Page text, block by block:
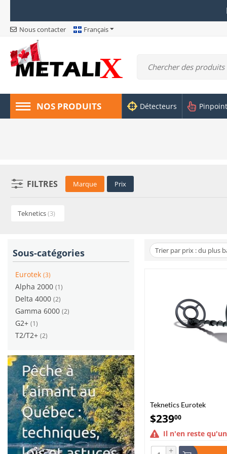
Nous contacter Français
NOS PRODUITS Détecteurs
FILTRES Marque Prix
Teknetics(3)
Sous-catégories
Eurotek (3)
Alpha 2000 (1)
Delta 4000 (2)
Gamma 6000 (2)
G2+ (1)
T2/T2+ (2)
Trier par prix : du plus
Teknetics Eurotek
$23900
Il n'en reste
+